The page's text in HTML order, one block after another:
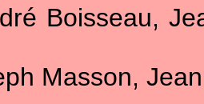
Boisseau,
Masson,